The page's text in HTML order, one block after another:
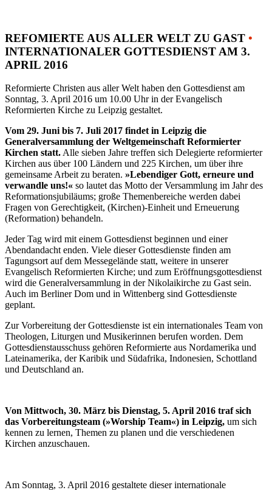
REFOMIERTE AUS ALLER WELT ZU GAST •
INTERNATIONALER GOTTESDIENST AM 3.
APRIL 2016
Reformierte Christen aus aller Welt haben den Gottesdienst am
Sonntag, 3. April 2016 um 10.00 Uhr in der Evangelisch
Reformierten Kirche zu Leipzig gestaltet.
Vom 29. Juni bis 7. Juli 2017 findet in Leipzig die
Generalversammlung der Weltgemeinschaft Reformierter
Kirchen statt.Alle sieben Jahre treffen sich Delegierte reformierter
Kirchen aus über 100 Ländern und 225 Kirchen, um über ihre
gemeinsame Arbeit zu beraten. »Lebendiger Gott, erneure und
verwandle uns!« so lautet das Motto der Versammlung im Jahr des
Reformationsjubiläums; große Themenbereiche werden dabei
Fragen von Gerechtigkeit, (Kirchen)-Einheit und Erneuerung
(Reformation) behandeln.
Jeder Tag wird mit einem Gottesdienst beginnen und einer
Abendandacht enden. Viele dieser Gottesdienste finden am
Tagungsort auf dem Messegelände statt, weitere in unserer
Evangelisch Reformierten Kirche; und zum Eröffnungsgottesdienst
wird die Generalversammlung in der Nikolaikirche zu Gast sein.
Auch im Berliner Dom und in Wittenberg sind Gottesdienste
geplant.
Zur Vorbereitung der Gottesdienste ist ein internationales Team von
Theologen, Liturgen und Musikerinnen berufen worden. Dem
Gottesdienstausschuss gehören Reformierte aus Nordamerika und
Lateinamerika, der Karibik und Südafrika, Indonesien, Schottland
und Deutschland an.
Von Mittwoch, 30. März bis Dienstag, 5. April 2016 traf sich
das Vorbereitungsteam (»Worship Team«) in Leipzig, um sich
kennen zu lernen, Themen zu planen und die verschiedenen
Kirchen anzuschauen.
Am Sonntag, 3. April 2016 gestaltete dieser internationale